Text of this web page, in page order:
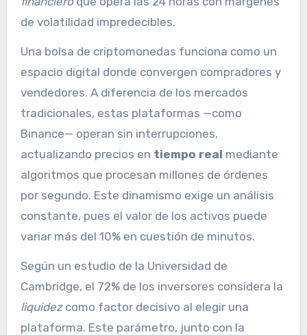
de volatilidad impredecibles.
Una bolsa de criptomonedas funciona como un
espacio digital donde convergen compradores y
vendedores. A diferencia de los mercados
tradicionales, estas plataformas —como
Binance— operan sin interrupciones,
actualizando precios en tiempo real mediante
algoritmos que procesan millones de órdenes
por segundo. Este dinamismo exige un análisis
constante, pues el valor de los activos puede
variar más del 10% en cuestión de minutos.
Según un estudio de la Universidad de
Cambridge, el 72% de los inversores considera la
liquidezcomo factor decisivo al elegir una
plataforma. Este parámetro, junto con la